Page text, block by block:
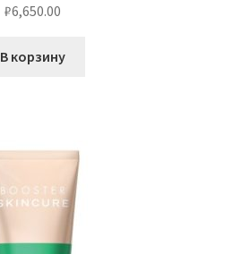
₽6,650.00
В корзину